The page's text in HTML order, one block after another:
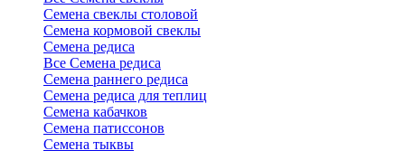
Семена свеклы столовой
Семена кормовой свеклы
Семена редиса
Все Семена редиса
Семена раннего редиса
Семена редиса для теплиц
Семена кабачков
Семена патиссонов
Семена тыквы